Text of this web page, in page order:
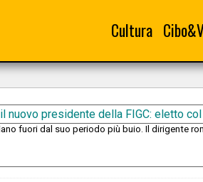
Cultura
nuovo presidente della FIGC: eletto
fuori dal suo periodo più buio. Il dirigente